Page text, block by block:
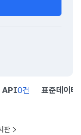
API0건 표준데이터
판